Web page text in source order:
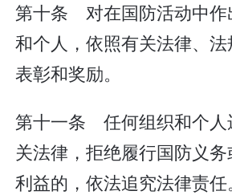
第十条 对在国防活动中作
和个人，依照有关法律、
表彰和奖励。
第十一条 任何组织和个人
关法律，拒绝履行国防义
利益的，依法追究法律责任。